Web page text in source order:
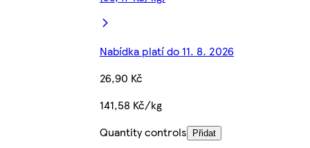
Nabídka platí do 11. 8. 2026
26,90 Kč
141,58 Kč/kg
Quantity controls
Přidat